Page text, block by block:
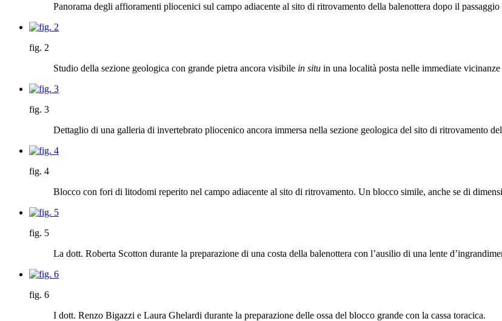
Panorama degli affioramenti pliocenici sul campo adiacente al sito di ritrovamento della balenottera dopo il
fig. 2
Studio della sezione geologica con grande pietra ancora visibile in situ in una località posta nelle immediate
fig. 3
Dettaglio di una galleria di invertebrato pliocenico ancora immersa nella sezione geologica del sito di ritrovamento
fig. 4
Blocco con fori di litodomi reperito nel campo adiacente al sito di ritrovamento. Un blocco simile, anche se di
fig. 5
La dott. Roberta Scotton durante la preparazione di una costa della balenottera con l’ausilio di una lente
fig. 6
I dott. Renzo Bigazzi e Laura Ghelardi durante la preparazione delle ossa del blocco grande con la cassa toracica.